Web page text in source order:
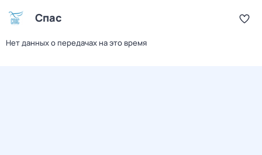
Спас
Нет данных о передачах на это время